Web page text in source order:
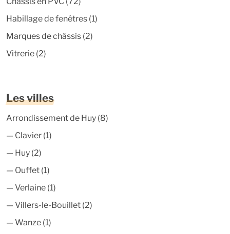
Habillage de fenêtres (1)
Marques de châssis (2)
Vitrerie (2)
Les villes
Arrondissement de Huy (8)
— Clavier (1)
— Huy (2)
— Ouffet (1)
— Verlaine (1)
— Villers-le-Bouillet (2)
— Wanze (1)